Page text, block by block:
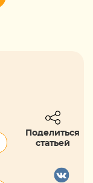
Поделиться
статьей